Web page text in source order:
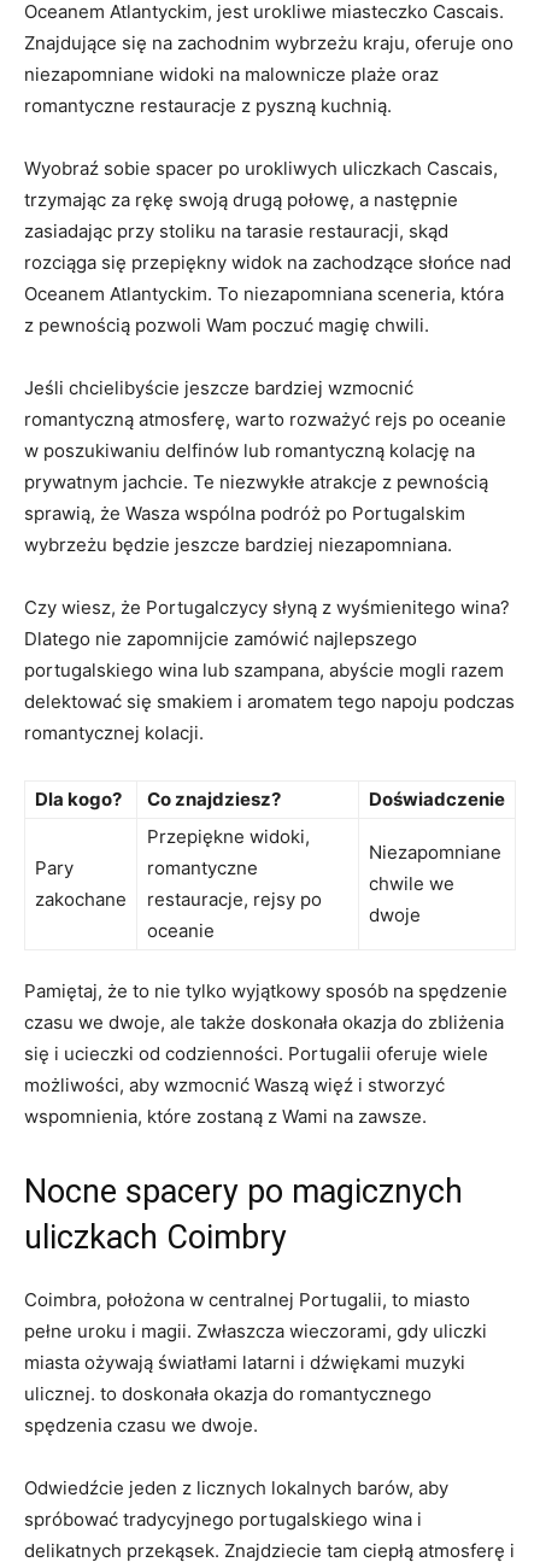
Oceanem Atlantyckim, jest urokliwe miasteczko Cascais.
Znajdujące się na zachodnim wybrzeżu kraju, oferuje ono
niezapomniane widoki na malownicze plaże oraz
romantyczne restauracje z pyszną kuchnią.
Wyobraź sobie spacer po urokliwych uliczkach Cascais,
trzymając za rękę swoją drugą połowę, a następnie
zasiadając przy stoliku na tarasie restauracji, skąd
rozciąga się przepiękny widok na zachodzące słońce nad
Oceanem Atlantyckim. To niezapomniana sceneria, która
z pewnością pozwoli Wam poczuć magię chwili.
Jeśli chcielibyście jeszcze bardziej wzmocnić
romantyczną atmosferę, warto rozważyć rejs po oceanie
w poszukiwaniu delfinów lub romantyczną kolację na
prywatnym jachcie. Te niezwykłe atrakcje z pewnością
sprawią, że Wasza wspólna podróż po Portugalskim
wybrzeżu będzie jeszcze bardziej niezapomniana.
Czy wiesz, że Portugalczycy słyną z wyśmienitego wina?
Dlatego nie zapomnijcie zamówić najlepszego
portugalskiego wina lub szampana, abyście mogli razem
delektować się smakiem i aromatem tego napoju podczas
romantycznej kolacji.
Dla kogo? Co znajdziesz? Doświadczenie
Pary
zakochane
Przepiękne widoki,
romantyczne
restauracje, rejsy po
oceanie
Niezapomniane
chwile we
dwoje
Pamiętaj, że to nie tylko wyjątkowy sposób na spędzenie
czasu we dwoje, ale także doskonała okazja do zbliżenia
się i ucieczki od codzienności. Portugalii oferuje wiele
możliwości, aby wzmocnić Waszą więź i stworzyć
wspomnienia, które zostaną z Wami na zawsze.
Nocne spacery po magicznych
uliczkach Coimbry
Coimbra, położona w centralnej Portugalii, to miasto
pełne uroku i magii. Zwłaszcza wieczorami, gdy uliczki
miasta ożywają światłami latarni i dźwiękami muzyki
ulicznej. to doskonała okazja do romantycznego
spędzenia czasu we dwoje.
Odwiedźcie jeden z licznych lokalnych barów, aby
spróbować tradycyjnego portugalskiego wina i
delikatnych przekąsek. Znajdziecie tam ciepłą atmosferę i